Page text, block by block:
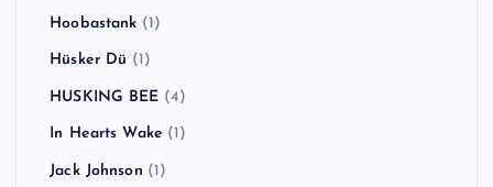
Hoobastank (1)
Hüsker Dü (1)
HUSKING BEE (4)
In Hearts Wake (1)
Jack Johnson (1)